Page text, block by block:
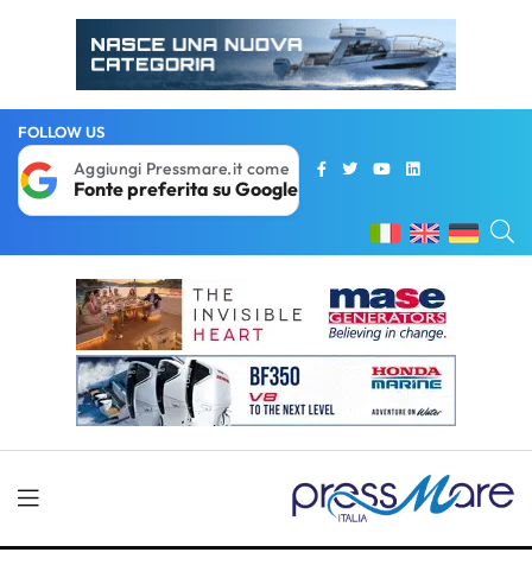
FOLLOW US
Aggiungi Pressmare.it come
Fonte preferita su Google